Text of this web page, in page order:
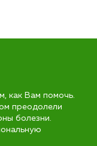
как Вам помочь.
преодолели
болезни.